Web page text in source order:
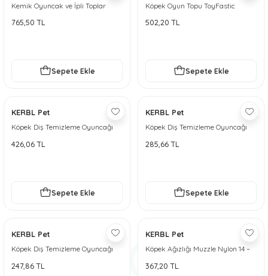
Kemik Oyuncak ve İpli Toplar
765,50 TL
Sepete Ekle
Köpek Oyun Topu ToyFastic
502,20 TL
Sepete Ekle
KERBL Pet
Köpek Diş Temizleme Oyuncağı
426,06 TL
Sepete Ekle
KERBL Pet
Köpek Diş Temizleme Oyuncağı
285,66 TL
Sepete Ekle
KERBL Pet
Köpek Diş Temizleme Oyuncağı
247,86 TL
KERBL Pet
Köpek Ağızlığı Muzzle Nylon 14 –
367,20 TL